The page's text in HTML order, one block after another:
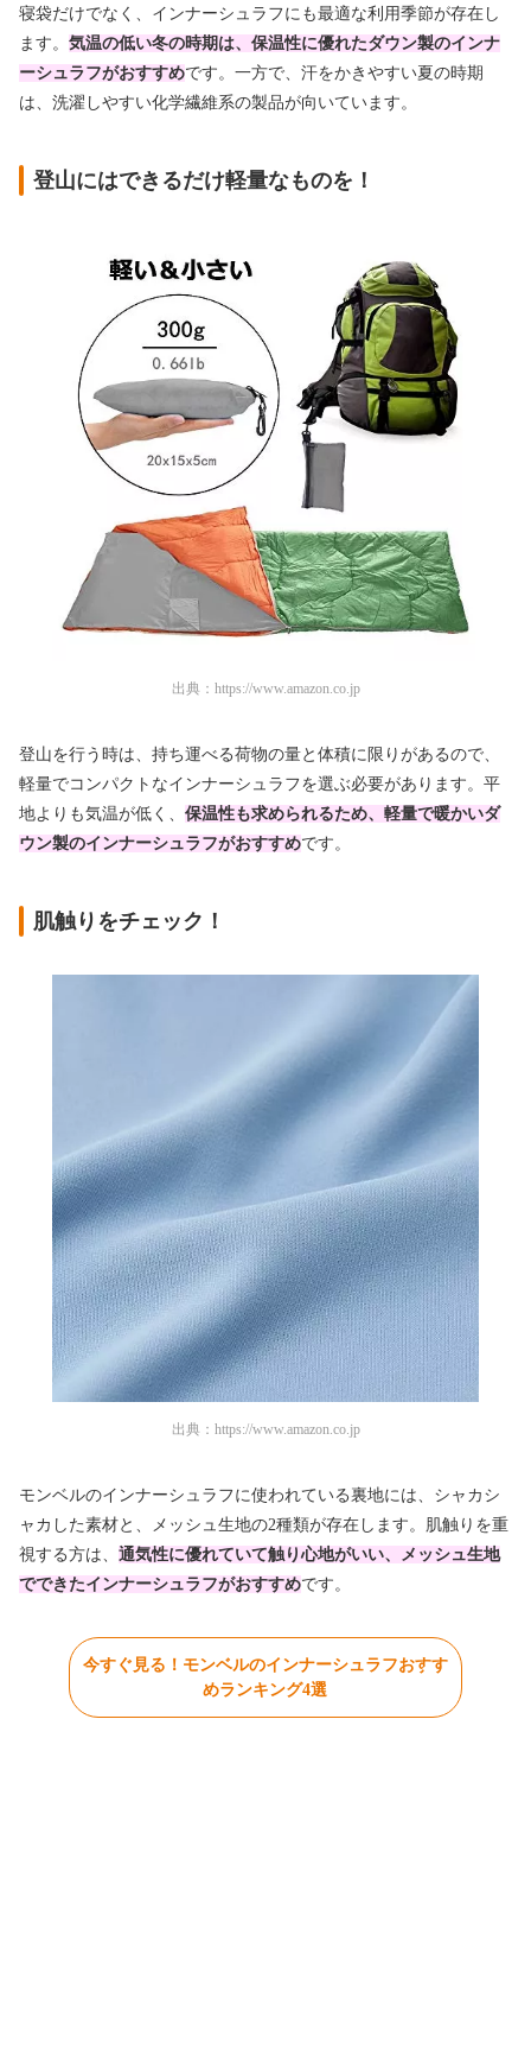
寝袋だけでなく、インナーシュラフにも最適な利用季節が存在し
ます。 気温の低い冬の時期は、保温性に優れたダウン製のインナ
ーシュラフがおすすめです。一方で、汗をかきやすい夏の時期
は、洗濯しやすい化学繊維系の製品が向いています。
登山にはできるだけ軽量なものを！
出典： https://www.amazon.co.jp
登山を行う時は、持ち運べる荷物の量と体積に限りがあるので、
軽量でコンパクトなインナーシュラフを選ぶ必要があります。平
地よりも気温が低く、 保温性も求められるため、軽量で暖かいダ
ウン製のインナーシュラフがおすすめです。
肌触りをチェック！
出典： https://www.amazon.co.jp
モンベルのインナーシュラフに使われている裏地には、シャカシ
ャカした素材と、メッシュ生地の2種類が存在します。肌触りを重
視する方は、 通気性に優れていて触り心地がいい、メッシュ生地
でできたインナーシュラフがおすすめです。
今すぐ見る！モンベルのインナーシュラフおすす
めランキング4選